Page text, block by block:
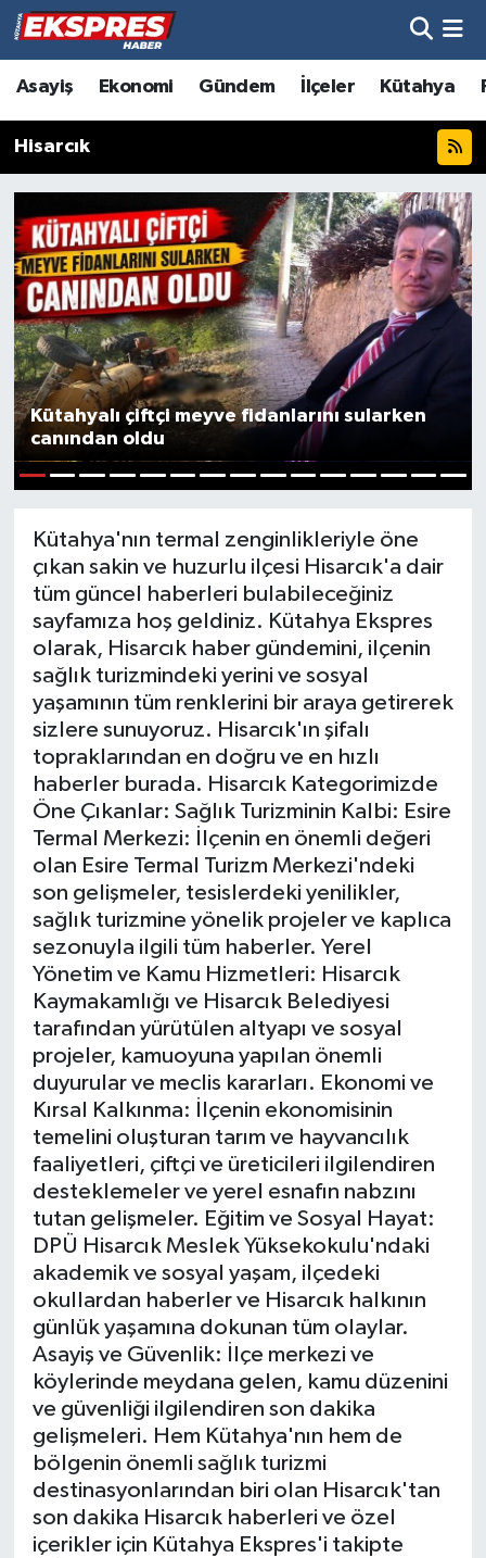
Asayiş Ekonomi Gündem İlçeler Kütahya
Hisarcık
Kütahyalı çiftçi meyve fidanlarını sularken
canından oldu
Kütahya'nın termal zenginlikleriyle öne
çıkan sakin ve huzurlu ilçesi Hisarcık'a dair
tüm güncel haberleri bulabileceğiniz
sayfamıza hoş geldiniz. Kütahya Ekspres
olarak, Hisarcık haber gündemini, ilçenin
sağlık turizmindeki yerini ve sosyal
yaşamının tüm renklerini bir araya getirerek
sizlere sunuyoruz. Hisarcık'ın şifalı
topraklarından en doğru ve en hızlı
haberler burada. Hisarcık Kategorimizde
Öne Çıkanlar: Sağlık Turizminin Kalbi: Esire
Termal Merkezi: İlçenin en önemli değeri
olan Esire Termal Turizm Merkezi'ndeki
son gelişmeler, tesislerdeki yenilikler,
sağlık turizmine yönelik projeler ve kaplıca
sezonuyla ilgili tüm haberler. Yerel
Yönetim ve Kamu Hizmetleri: Hisarcık
Kaymakamlığı ve Hisarcık Belediyesi
tarafından yürütülen altyapı ve sosyal
projeler, kamuoyuna yapılan önemli
duyurular ve meclis kararları. Ekonomi ve
Kırsal Kalkınma: İlçenin ekonomisinin
temelini oluşturan tarım ve hayvancılık
faaliyetleri, çiftçi ve üreticileri ilgilendiren
desteklemeler ve yerel esnafın nabzını
tutan gelişmeler. Eğitim ve Sosyal Hayat:
DPÜ Hisarcık Meslek Yüksekokulu'ndaki
akademik ve sosyal yaşam, ilçedeki
okullardan haberler ve Hisarcık halkının
günlük yaşamına dokunan tüm olaylar.
Asayiş ve Güvenlik: İlçe merkezi ve
köylerinde meydana gelen, kamu düzenini
ve güvenliği ilgilendiren son dakika
gelişmeleri. Hem Kütahya'nın hem de
bölgenin önemli sağlık turizmi
destinasyonlarından biri olan Hisarcık'tan
son dakika Hisarcık haberleri ve özel
içerikler için Kütahya Ekspres'i takipte
Altıntaş
Asayiş
Aslanapa
Biyografiler
Bölge
Çavdarhisar
Domaniç
Dumlupınar
Ekonomi
Emet
Foto Galeri
Gediz
Genel
Gündem
Hisarcık
İlçeler
Köşe Yazıları
Kültür Sanat
Kütahya
Magazin
Otomobil
Pazarlar
Politika
Resmi İlan
Rüya Tabirleri
Hava Durumu
Trafik Durumu
Süper Lig Puan Durumu ve Fikstür
Tüm Manşetler
Son Dakika Haberleri
Haber Arşivi